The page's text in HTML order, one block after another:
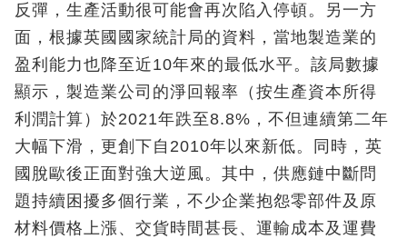
反彈，生產活動很可能會再次陷入停頓。另一方
面，根據英國國家統計局的資料，當地製造業的
盈利能力也降至近10年來的最低水平。該局數據
顯示，製造業公司的淨回報率（按生產資本所得
利潤計算）於2021年跌至8.8%，不但連續第二年
大幅下滑，更創下自2010年以來新低。同時，英
國脫歐後正面對強大逆風。其中，供應鏈中斷問
題持續困擾多個行業，不少企業抱怨零部件及原
材料價格上漲、交貨時間甚長、運輸成本及運費